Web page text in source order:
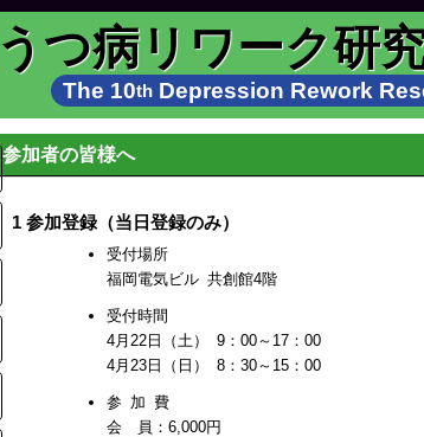
うつ病リワーク研
The 10th Depression Rework
参加者の皆様へ
1 参加登録（当日登録のみ）
受付場所
福岡電気ビル 共創館4階
受付時間
4月22日（土） 9：00～17：00
4月23日（日） 8：30～15：00
参 加 費
会 員：6,000円